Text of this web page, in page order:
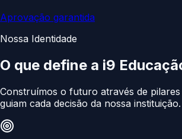
Aprovação garantida
Nossa Identidade
O que define a i9
Construímos o futuro através de pilares
guiam cada decisão da nossa instituição.